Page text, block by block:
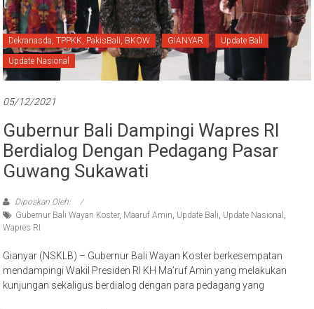
Bali
Dekranasda, TPPKK, PakisBali, BKOW GIANYAR Update Bali
Update Nasional
05/12/2021
Gubernur Bali Dampingi Wapres RI
Berdialog Dengan Pedagang Pasar
Guwang Sukawati
Diposkan Oleh:
Gubernur Bali Wayan Koster, Maaruf Amin Update Bali Update Nasional
Wapres RI
Gianyar (NSKLB) – Gubernur Bali Wayan Koster berkesempatan
mendampingi Wakil Presiden RI KH Ma’ruf Amin yang melakukan
kunjungan sekaligus berdialog dengan para pedagang yang